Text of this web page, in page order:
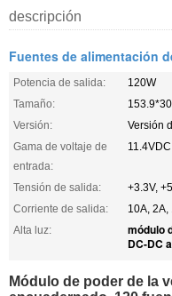
descripción
Fuentes de alimentación
Potencia de salida:
120W
Tamaño:
Versión:
Versión
Gama de voltaje de
entrada:
Tensión de salida:
+3.3V,
Corriente de salida:
10A, 2A,
Alta luz:
módulo
DC-DC
Módulo de poder de la